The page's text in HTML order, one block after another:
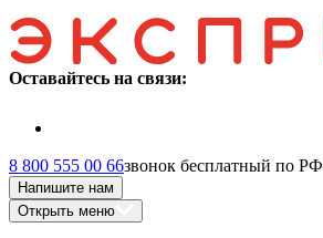
Оставайтесь на связи:
8 800 555 00 66звонок бесплатный по РФ
Напишите нам
Открыть меню